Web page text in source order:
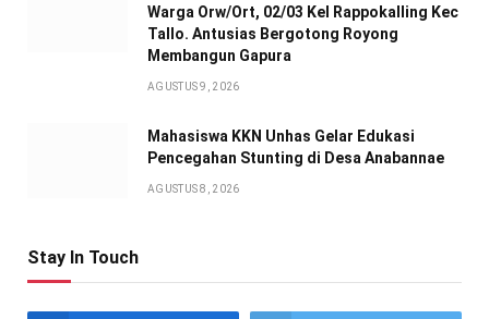
Warga Orw/Ort, 02/03 Kel Rappokalling Kec
Tallo. Antusias Bergotong Royong
Membangun Gapura
AGUSTUS 9, 2026
Mahasiswa KKN Unhas Gelar Edukasi
Pencegahan Stunting di Desa Anabannae
AGUSTUS 8, 2026
Stay In Touch